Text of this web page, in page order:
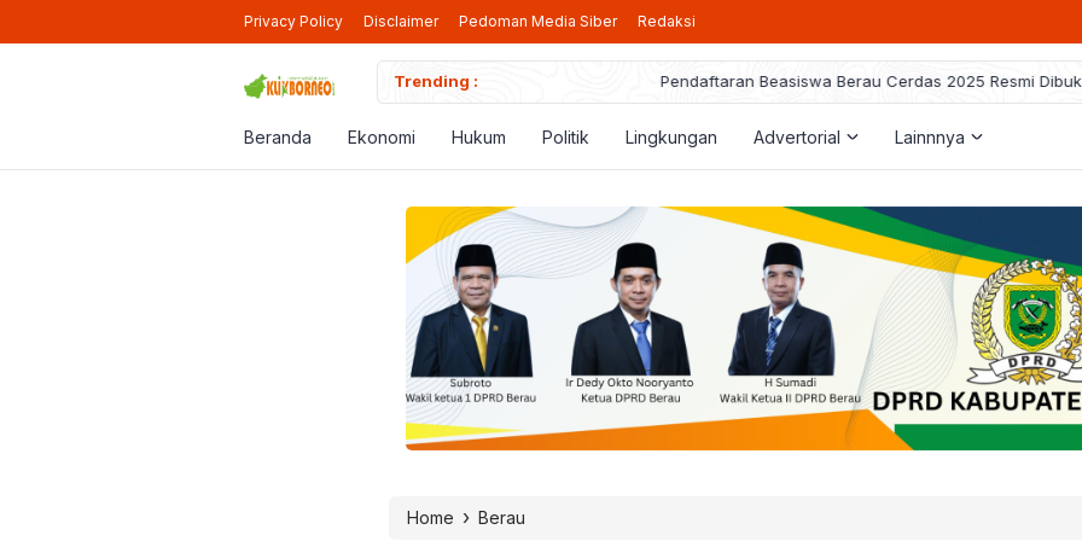
Privacy Policy Disclaimer Pedoman Media Siber Redaksi
Trending : Pendaftaran Beasiswa Berau Cerdas 2025 Resmi Dibuka, Berikut Pedoman
Beranda Ekonomi Hukum Politik Lingkungan Advertorial Lainnnya
Home › Berau